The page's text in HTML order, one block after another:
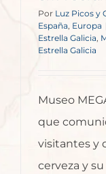
Por Luz Picos y
España Europa
Estrella Galicia
Estrella Galicia
Museo
que
visitantes y
cerveza y